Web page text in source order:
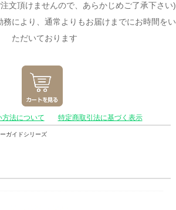
文頂けませんので、あらかじめご了承下さい)
により、通常よりもお届けまでにお時間をい
ただいております
法について 特定商取引法に基づく表示
ガイドシリーズ